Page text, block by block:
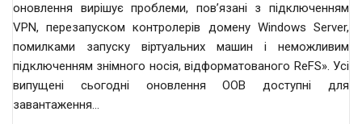
оновлення вирішує проблеми, пов’язані з підключенням
VPN, перезапуском контролерів домену Windows Server,
помилками запуску віртуальних машин і неможливим
підключенням знімного носія, відформатованого ReFS». Усі
випущені сьогодні оновлення OOB доступні для
завантаження…